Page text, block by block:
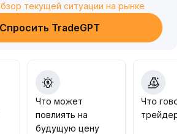
в 1,35 доллара США на
факторы в средне- и
пробоя ключевой поддержки на
США
в краткосроке следить за
и цены, открывая крупные
при строгом стоп-лоссе,
текущей ситуации на рынке
Спросить TradeGPT
Что может
повлиять на
будущую цену
Что
трейдеры